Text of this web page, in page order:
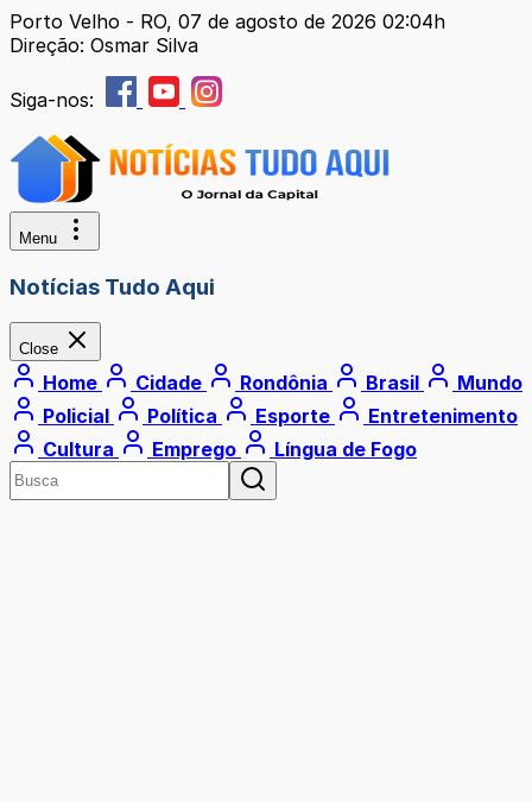
Porto Velho - RO, 07 de agosto de 2026 02:04h
Direção: Osmar Silva
Siga-nos:
Menu
Notícias Tudo Aqui
Close
Home Cidade Rondônia Brasil
Mundo
Policial
Política Esporte
Entretenimento
Cultura
Emprego Língua de Fogo